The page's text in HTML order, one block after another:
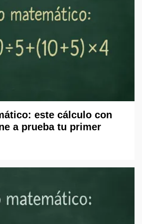
este cálculo con
a prueba tu primer